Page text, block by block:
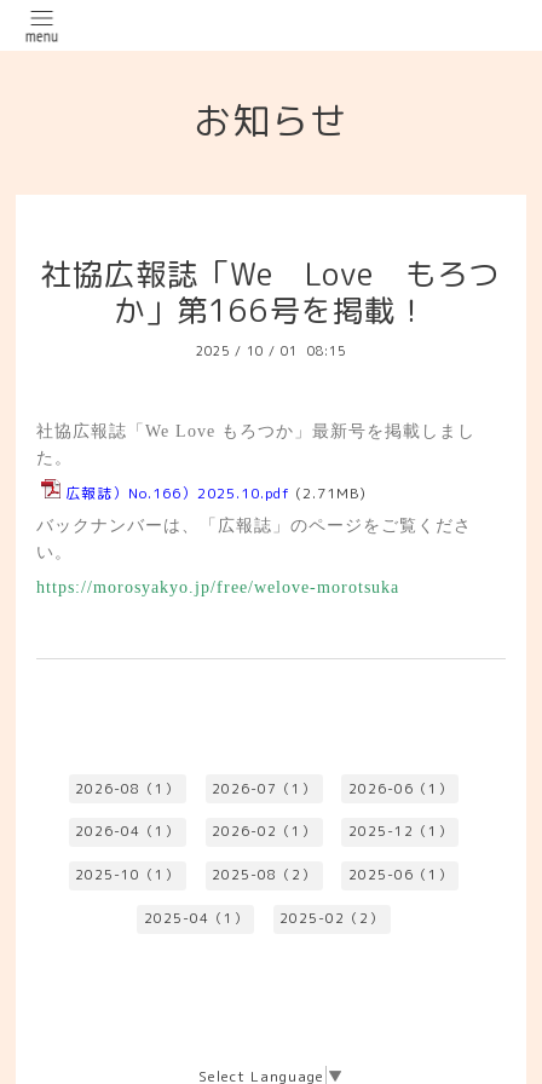
お知らせ
社協広報誌「We Love もろつ
か」第166号を掲載！
2025 / 10 / 01 08:15
社協広報誌「We Love もろつか」最新号を掲載しまし
た。
広報誌）No.166）2025.10.pdf (2.71MB)
バックナンバーは、「広報誌」のページをご覧くださ
い。
https://morosyakyo.jp/free/welove-morotsuka
2026-08（1） 2026-07（1） 2026-06（1）
2026-04（1） 2026-02（1） 2025-12（1）
2025-10（1） 2025-08（2） 2025-06（1）
2025-04（1） 2025-02（2）
Select Language ▼